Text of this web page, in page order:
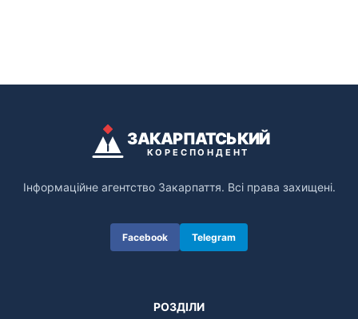
ЗАКАРПАТСЬКИЙ
КОРЕСПОНДЕНТ
Інформаційне агентство Закарпаття. Всі права захищені.
Facebook Telegram
РОЗДІЛИ